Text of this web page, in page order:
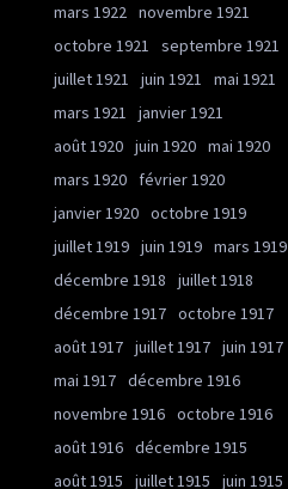
mars 1922 novembre 1921
octobre 1921
septembre 1921
juillet 1921
juin 1921
mai 1921
mars 1921
janvier 1921
août 1920 juin 1920 mai 1920
mars 1920
février 1920
janvier 1920 octobre 1919
juillet 1919 juin 1919 mars 1919
décembre 1918
juillet 1918
décembre 1917 octobre 1917
août 1917 juillet 1917 juin 1917
mai 1917 décembre 1916
novembre 1916 octobre 1916
août 1916 décembre 1915
août 1915
juillet 1915
juin 1915